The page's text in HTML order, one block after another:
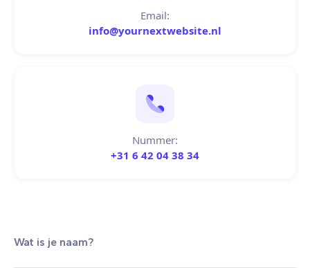
Email:
info@yournextwebsite.nl
Nummer:
+31 6 42 04 38 34